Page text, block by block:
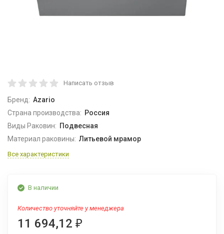
Написать отзыв
Бренд: Azario
Страна производства: Россия
Виды Раковин: Подвесная
Материал раковины: Литьевой мрамор
Все характеристики
В наличии
Количество уточняйте у менеджера
11 694,12 ₽